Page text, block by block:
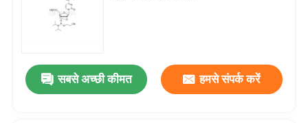
सबसे अच्छी कीमत हमसे संपर्क करें